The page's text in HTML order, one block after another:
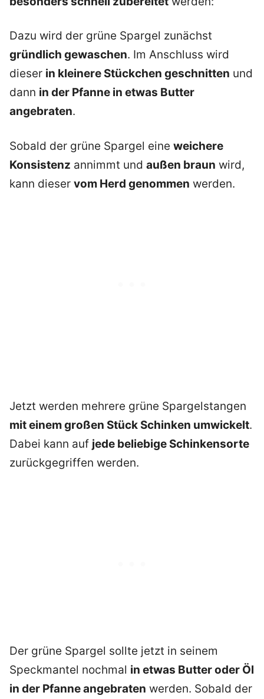
Dazu wird der grüne Spargel zunächst
gründlich gewaschen. Im Anschluss wird
dieser in kleinere Stückchen geschnitten und
dann in der Pfanne in etwas Butter
angebraten.
Sobald der grüne Spargel eine weichere
Konsistenz annimmt und außen braun wird,
kann dieser vom Herd genommen werden.
Jetzt werden mehrere grüne Spargelstangen
mit einem großen Stück Schinken umwickelt.
Dabei kann auf jede beliebige Schinkensorte
zurückgegriffen werden.
Der grüne Spargel sollte jetzt in seinem
Speckmantel nochmal in etwas Butter oder Öl
in der Pfanne angebraten werden. Sobald der